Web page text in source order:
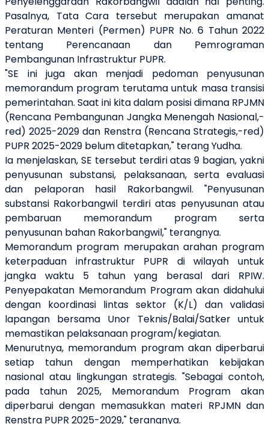
Pasalnya, Tata Cara tersebut merupakan amanat
Peraturan Menteri (Permen) PUPR No. 6 Tahun 2022
tentang Perencanaan dan Pemrograman
Pembangunan Infrastruktur PUPR.
"SE ini juga akan menjadi pedoman penyusunan
memorandum program terutama untuk masa transisi
pemerintahan. Saat ini kita dalam posisi dimana RPJMN
(Rencana Pembangunan Jangka Menengah Nasional,-
red) 2025-2029 dan Renstra (Rencana Strategis,-red)
PUPR 2025-2029 belum ditetapkan," terang Yudha.
Ia menjelaskan, SE tersebut terdiri atas 9 bagian, yakni
penyusunan substansi, pelaksanaan, serta evaluasi
dan pelaporan hasil Rakorbangwil. "Penyusunan
substansi Rakorbangwil terdiri atas penyusunan atau
pembaruan memorandum program serta
penyusunan bahan Rakorbangwil," terangnya.
Memorandum program merupakan arahan program
keterpaduan infrastruktur PUPR di wilayah untuk
jangka waktu 5 tahun yang berasal dari RPIW.
Penyepakatan Memorandum Program akan didahului
dengan koordinasi lintas sektor (K/L) dan validasi
lapangan bersama Unor Teknis/Balai/Satker untuk
memastikan pelaksanaan program/kegiatan.
Menurutnya, memorandum program akan diperbarui
setiap tahun dengan memperhatikan kebijakan
nasional atau lingkungan strategis. "Sebagai contoh,
pada tahun 2025, Memorandum Program akan
diperbarui dengan memasukkan materi RPJMN dan
Renstra PUPR 2025-2029," terangnya.